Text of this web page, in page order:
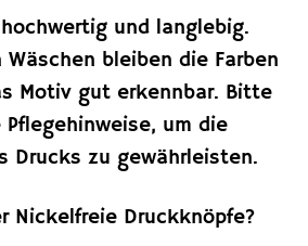
und langlebig.
bleiben die Farben
Motiv gut erkennbar. Bitte
um die
Drucks zu gewährleisten.
Nickelfreie Druckknöpfe?